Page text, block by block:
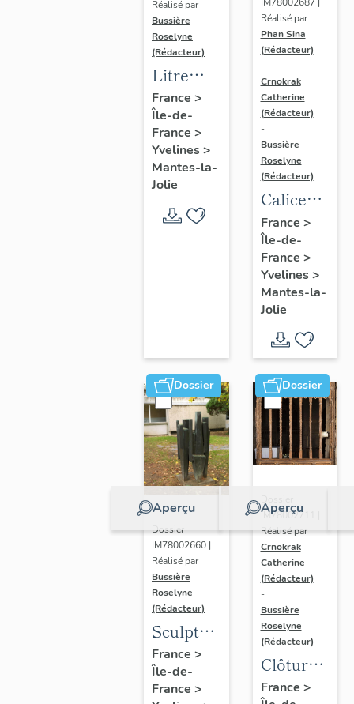
Réalisé par
Bussière
Roselyne
(Rédacteur)
Litre
funéraire
du
prince
de Conti
France >
Île-de-
France >
Yvelines>
Mantes-la-
Jolie
Réalisé par
Phan Sina
(Rédacteur)
-
Crnokrak
Catherine
(Rédacteur)
-
Bussière
Roselyne
(Rédacteur)
Calice
n°2 et sa
patène
France >
Île-de-
France >
Yvelines>
Mantes-la-
Jolie
Dossier
Aperçu
Dossier
IM78002660 |
Réalisé par
Bussière
Roselyne
(Rédacteur)
Sculpture
: la
Ronde
France >
Île-de-
France >
Dossier
Aperçu
IM78002711 |
Réalisé par
Crnokrak
Catherine
(Rédacteur)
-
Bussière
Roselyne
(Rédacteur)
Clôture
de
France >